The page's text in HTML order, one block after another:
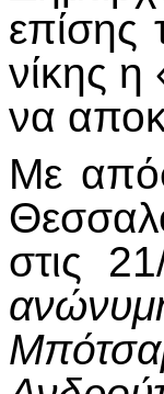
επίσης
νίκης
να
Με
στις